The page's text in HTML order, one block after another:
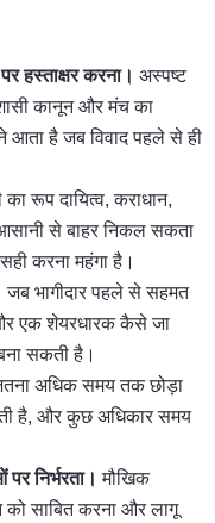
हस्ताक्षर करना। अस्पष्ट
कानून और मंच का
है जब विवाद पहले से ही
रूप दायित्व, कराधान,
से बाहर निकल सकता
करना महंगा है।
जब भागीदार पहले से सहमत
एक शेयरधारक कैसे जा
सकती है।
अधिक समय तक छोड़ा
है, और कुछ अधिकार समय
निर्भरता। मौखिक
साबित करना और लागू